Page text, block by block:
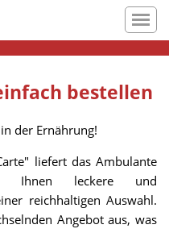
bestellen
der Ernährung!
liefert das Ambulante
Ihnen leckere und
reichhaltigen Auswahl.
Angebot aus, was